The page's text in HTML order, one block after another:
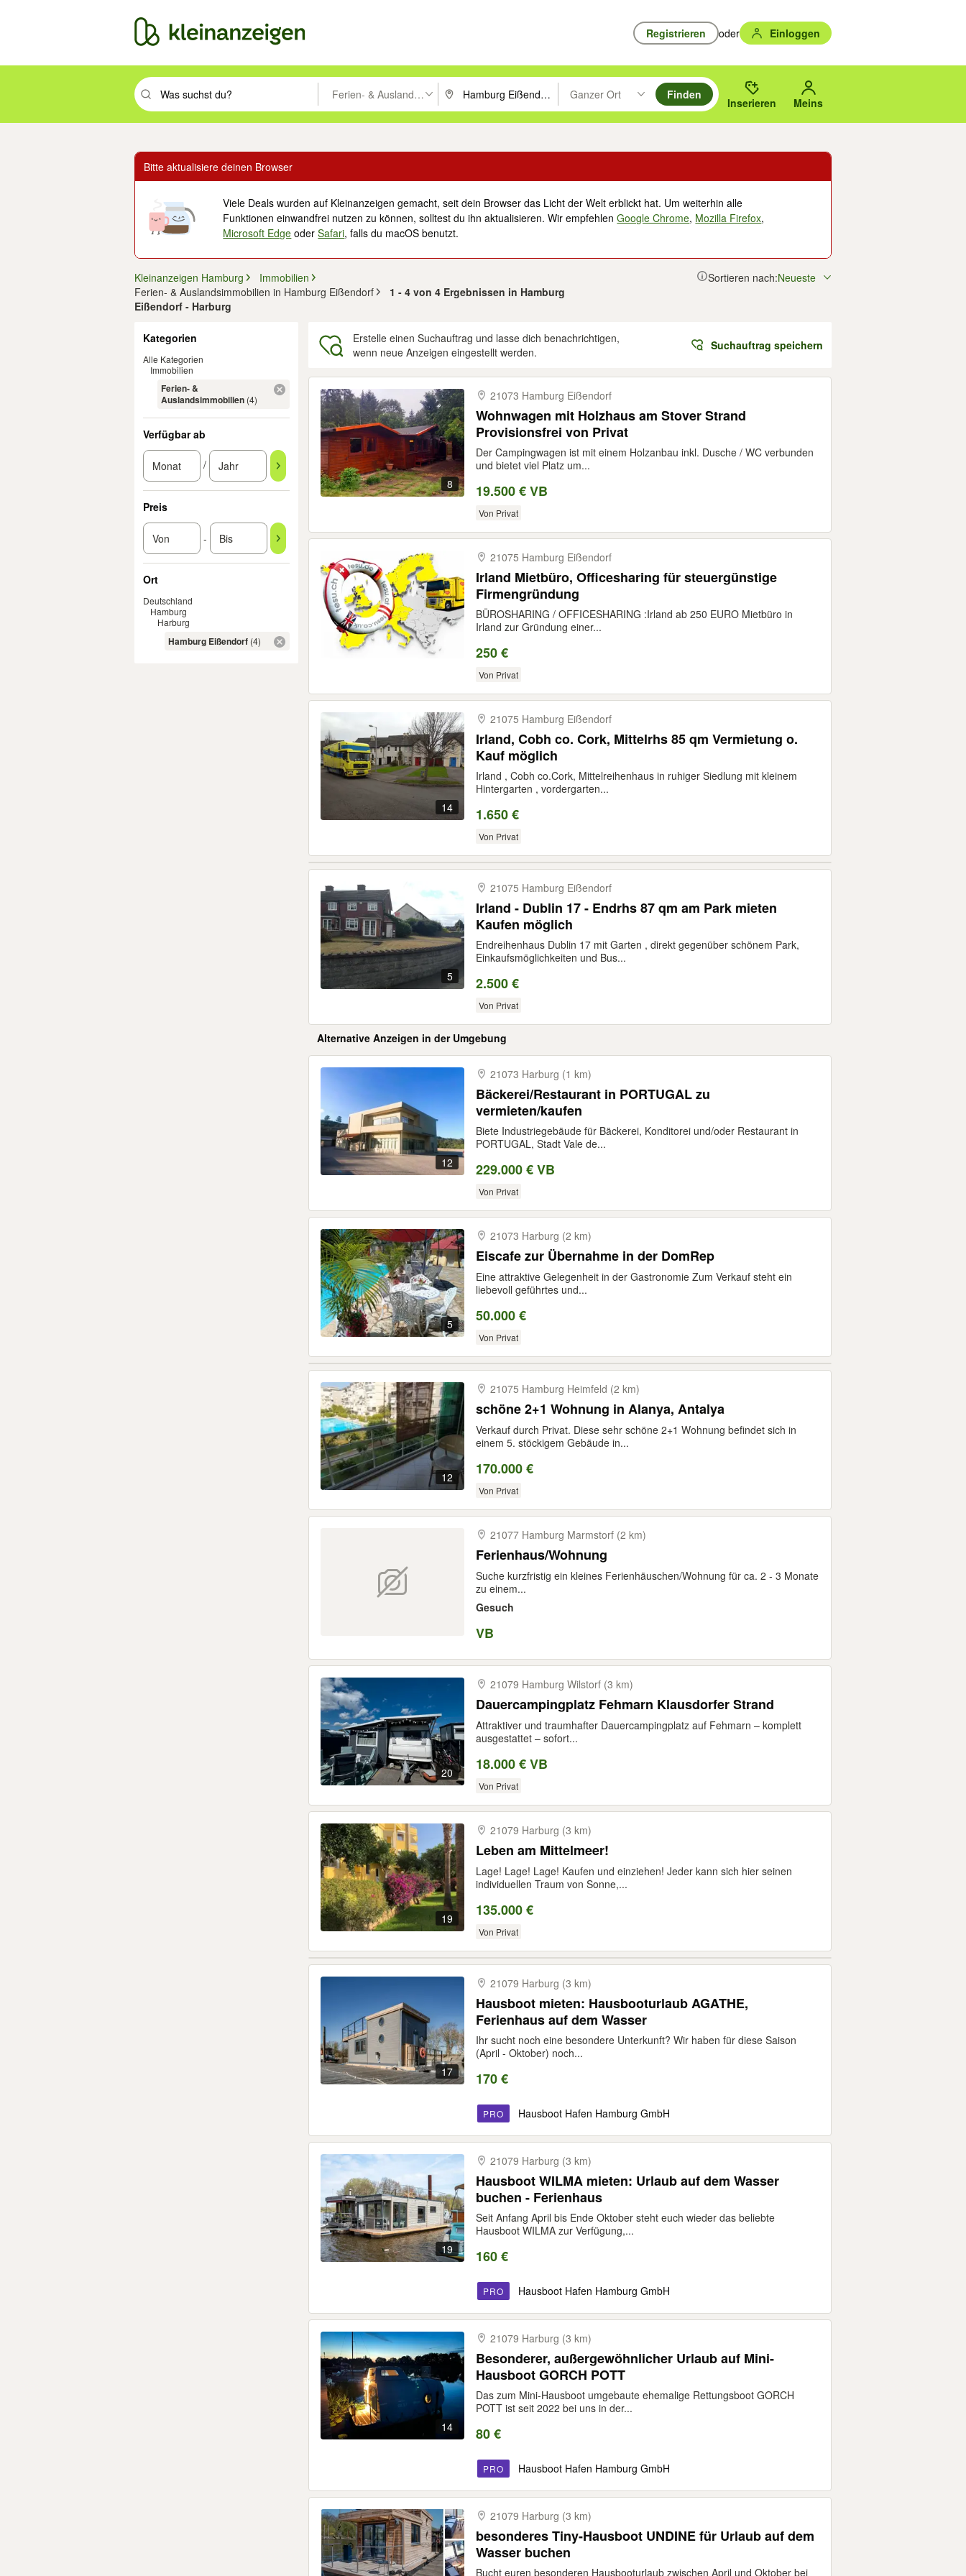
Registrieren oder Einloggen
Suchbegriff eingeben. Eingabetaste drücken um zu suchen, oder Vorschläge mit den Pfeiltasten nach oben/unten durchsuchen und mit Eingabetaste auswählen.
Ferien- & AuslandsimmobilienPLZ oder Ort eingeben. Eingabetaste drücken um zu suchen, oder Vorschläge mit den Pfeiltasten nach oben/
Ganzer Ort
Suche im Umkreis des gewählten Orts oder PLZ.
Finden
Inserieren Meins
Bitte aktualisiere deinen Browser
Viele Deals wurden auf Kleinanzeigen gemacht, seit dein Browser das Licht der Welt erblickt hat. Um weiterhin alle
Funktionen einwandfrei nutzen zu können, solltest du ihn aktualisieren. Wir empfehlenGoogle Chrome, Mozilla Firefox,
Microsoft Edge oderSafari, falls du macOS benutzt.
Kleinanzeigen Hamburg
Immobilien
Ferien- & Auslandsimmobilien in Hamburg Eißendorf
1 - 4 von 4 Ergebnissen in Hamburg
Eißendorf - Harburg
Sortieren nach:Neueste
Kategorien
Alle Kategorien
Immobilien
Ferien- &
Auslandsimmobilien (4)
Verfügbar ab
/
Preis
-
Ort
Deutschland
Hamburg
Harburg
Hamburg Eißendorf (4)
Erstelle einen Suchauftrag und lasse dich benachrichtigen,
wenn neue Anzeigen eingestellt werden.
Suchauftrag speichern
8
21073 Hamburg Eißendorf
Wohnwagen mit Holzhaus am Stover Strand
Provisionsfrei von Privat
Der Campingwagen ist mit einem Holzanbau inkl. Dusche / WC verbunden
und bietet viel Platz um...
19.500 € VB
Von Privat
21075 Hamburg Eißendorf
Irland Mietbüro, Officesharing für steuergünstige
Firmengründung
BÜROSHARING / OFFICESHARING :Irland ab 250 EURO Mietbüro in
Irland zur Gründung einer...
250 €
Von Privat
14
21075 Hamburg Eißendorf
Irland, Cobh co. Cork, Mittelrhs 85 qm Vermietung o.
Kauf möglich
Irland , Cobh co.Cork, Mittelreihenhaus in ruhiger Siedlung mit kleinem
Hintergarten , vordergarten...
1.650 €
Von Privat
5
21075 Hamburg Eißendorf
Irland - Dublin 17 - Endrhs 87 qm am Park mieten
Kaufen möglich
Endreihenhaus Dublin 17 mit Garten , direkt gegenüber schönem Park,
Einkaufsmöglichkeiten und Bus...
2.500 €
Von Privat
Alternative Anzeigen in der Umgebung
12
21073 Harburg (1 km)
Bäckerei/Restaurant in PORTUGAL zu
vermieten/kaufen
Biete Industriegebäude für Bäckerei, Konditorei und/oder Restaurant in
PORTUGAL, Stadt Vale de...
229.000 € VB
Von Privat
5
21073 Harburg (2 km)
Eiscafe zur Übernahme in der DomRep
Eine attraktive Gelegenheit in der Gastronomie Zum Verkauf steht ein
liebevoll geführtes und...
50.000 €
Von Privat
12
21075 Hamburg Heimfeld (2 km)
schöne 2+1 Wohnung in Alanya, Antalya
Verkauf durch Privat. Diese sehr schöne 2+1 Wohnung befindet sich in
einem 5. stöckigem Gebäude in...
170.000 €
Von Privat
21077 Hamburg Marmstorf (2 km)
Ferienhaus/Wohnung
Suche kurzfristig ein kleines Ferienhäuschen/Wohnung für ca. 2 - 3 Monate
zu einem...
Gesuch
VB
20
21079 Hamburg Wilstorf (3 km)
Dauercampingplatz Fehmarn Klausdorfer Strand
Attraktiver und traumhafter Dauercampingplatz auf Fehmarn – komplett
ausgestattet – sofort...
18.000 € VB
Von Privat
19
21079 Harburg (3 km)
Leben am Mittelmeer!
Lage! Lage! Lage! Kaufen und einziehen! Jeder kann sich hier seinen
individuellen Traum von Sonne,...
135.000 €
Von Privat
17
21079 Harburg (3 km)
Hausboot mieten: Hausbooturlaub AGATHE,
Ferienhaus auf dem Wasser
Ihr sucht noch eine besondere Unterkunft? Wir haben für diese Saison
(April - Oktober) noch...
170 €
PRO Hausboot Hafen Hamburg GmbH
19
21079 Harburg (3 km)
Hausboot WILMA mieten: Urlaub auf dem Wasser
buchen - Ferienhaus
Seit Anfang April bis Ende Oktober steht euch wieder das beliebte
Hausboot WILMA zur Verfügung,...
160 €
PRO Hausboot Hafen Hamburg GmbH
14
21079 Harburg (3 km)
Besonderer, außergewöhnlicher Urlaub auf Mini-
Hausboot GORCH POTT
Das zum Mini-Hausboot umgebaute ehemalige Rettungsboot GORCH
POTT ist seit 2022 bei uns in der...
80 €
PRO Hausboot Hafen Hamburg GmbH
21079 Harburg (3 km)
besonderes Tiny-Hausboot UNDINE für Urlaub auf dem
Wasser buchen
Bucht euren besonderen Hausbooturlaub zwischen April und Oktober bei